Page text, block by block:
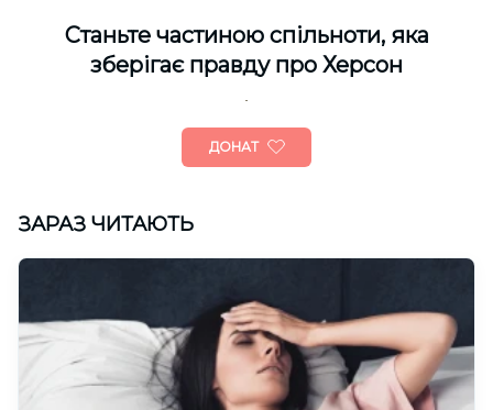
Cтаньте частиною спільноти, яка
зберігає правду про Херсон
ДОНАТ
ЗАРАЗ ЧИТАЮТЬ